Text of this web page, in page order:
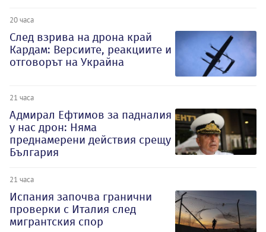
20 часа
След взрива на дрона край
Кардам: Версиите, реакциите и
отговорът на Украйна
21 часа
Адмирал Ефтимов за падналия
у нас дрон: Няма
преднамерени действия срещу
България
21 часа
Испания започва гранични
проверки с Италия след
мигрантския спор